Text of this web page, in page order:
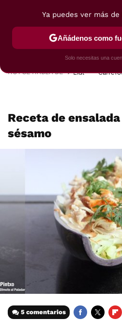
POSTRES VIAJES
HOY SE HABLA DE Lidl
Receta de
sésamo
5 comentarios
Ya puedes ver más de
Añádenos como
Solo necesitas una